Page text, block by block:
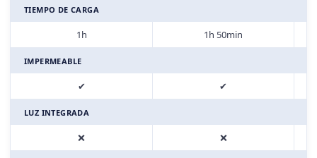
TIEMPO DE CARGA
1h 1h 50min
IMPERMEABLE
✔ ✔
LUZ INTEGRADA
❌ ❌